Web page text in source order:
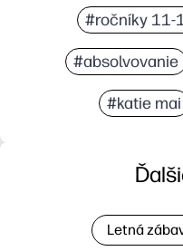
#ročníky 11-
#absolvovanie
#katie mai
Letná